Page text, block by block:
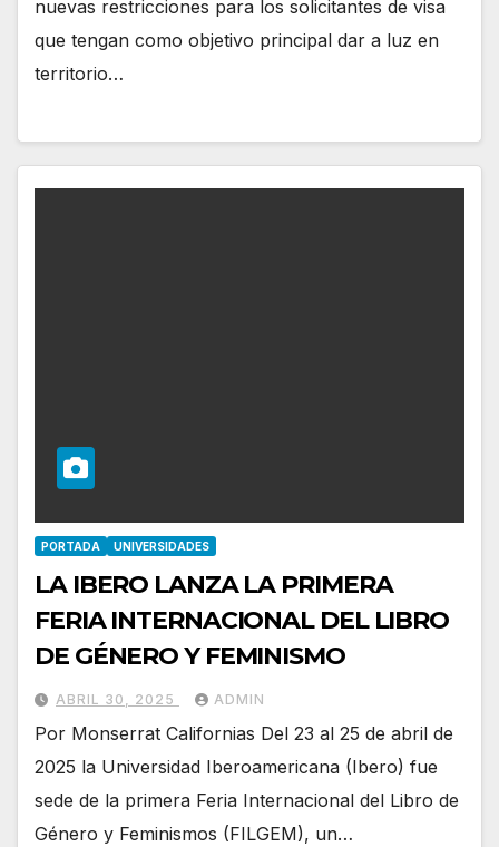
nuevas restricciones para los solicitantes de visa
que tengan como objetivo principal dar a luz en
territorio…
PORTADA UNIVERSIDADES
LA IBERO LANZA LA PRIMERA
FERIA INTERNACIONAL DEL LIBRO
DE GÉNERO Y FEMINISMO
ABRIL 30, 2025 ADMIN
Por Monserrat Californias Del 23 al 25 de abril de
2025 la Universidad Iberoamericana (Ibero) fue
sede de la primera Feria Internacional del Libro de
Género y Feminismos (FILGEM), un…